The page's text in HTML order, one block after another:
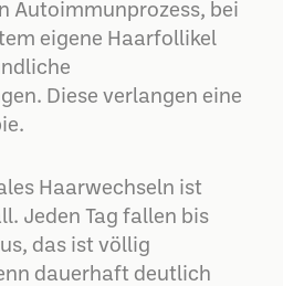
Autoimmunprozess, bei
eigene Haarfollikel
Diese verlangen eine
Haarwechseln ist
Jeden Tag fallen bis
das ist völlig
dauerhaft deutlich